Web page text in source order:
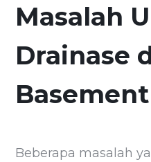
Masalah
Drainase
Basement
Beberapa masalah